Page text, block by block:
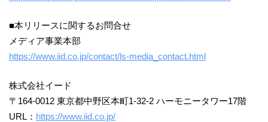
■本リリースに関するお問合せ
メディア事業本部
https://www.iid.co.jp/contact/ls-media_contact.html
株式会社イード
〒164-0012 東京都中野区本町1-32-2 ハーモニータワー17階
URL： https://www.iid.co.jp/